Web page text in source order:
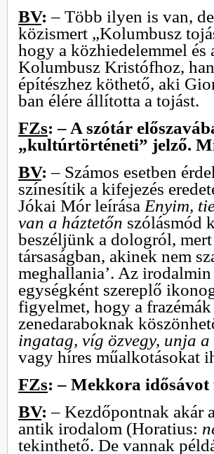
BV: – Több ilyen is van,
közismert „Kolumbusz
hogy a közhiedelemmel és
Kolumbusz Kristófhoz,
építészhez köthető, aki
ban élére állította a tojást.
FZs: – A szótár
„kultúrtörténeti” jelző.
BV: – Számos esetben
színesítik a kifejezés
Jókai Mór leírása Enyim,
van a háztetőn szólásmód
beszéljünk a dologról,
társaságban, akinek nem
meghallania’. Az
egységként szereplő
figyelmet, hogy a
zenedaraboknak
ingatag, víg özvegy, unja
vagy híres műalkotásokat
FZs: – Mekkora idősávot
BV: – Kezdőpontnak akár
antik irodalom (Horatius:
tekinthető. De vannak